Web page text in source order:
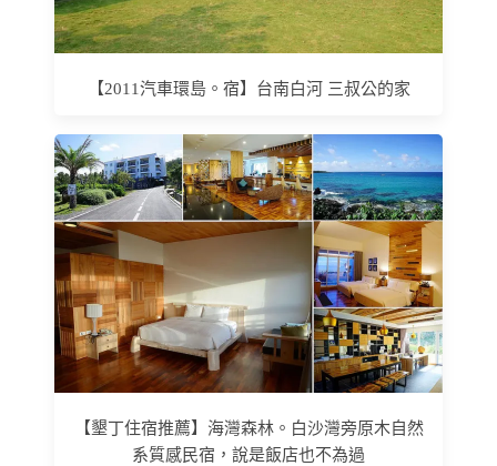
【2011汽車環島。宿】台南白河 三叔公的家
【墾丁住宿推薦】海灣森林。白沙灣旁原木自然
系質感民宿，說是飯店也不為過